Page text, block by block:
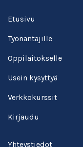
Etusivu
Työnantajille
Oppilaitokselle
Usein kysyttyä
Verkkokurssit
Kirjaudu
Yhteystiedot